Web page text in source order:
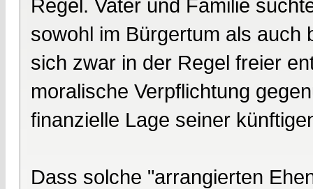
Regel. Vater und Familie
sowohl im Bürgertum als auch
sich zwar in der Regel freier
moralische Verpflichtung
finanzielle Lage seiner
Dass solche "arrangierten